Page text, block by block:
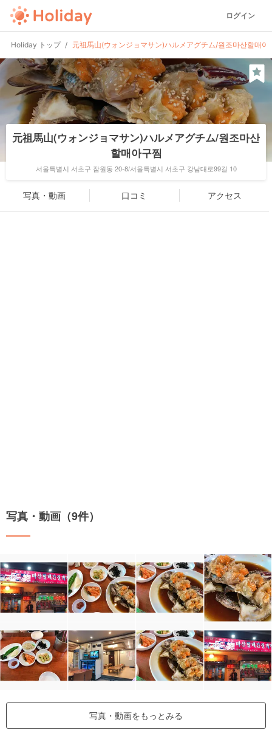
ログイン
Holiday トップ 元祖馬山(ウォンジョマサン)ハルメアグチム/원조마산할매아
元祖馬山(ウォンジョマサン)ハルメアグチム/원조마산
할매아구찜
서울특별시 서초구 잠원동 20-8/서울특별시 서초구 강남대로99길 10
写真・動画 口コミ アクセス
写真・動画（9件）
写真・動画をもっとみる